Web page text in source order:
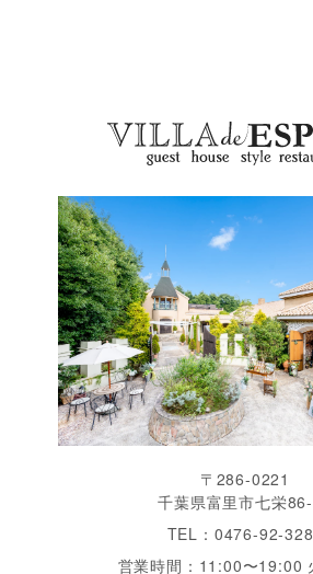
〒286-0221
千葉県富里市七栄
TEL：0476-92-
営業時間：11:00〜19:00